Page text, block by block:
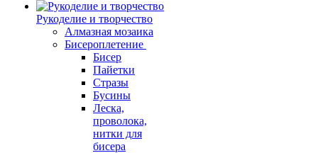
Рукоделие и творчество
Алмазная мозаика
Бисероплетение
Бисер
Пайетки
Стразы
Бусины
Леска,
проволока,
нитки для
бисера